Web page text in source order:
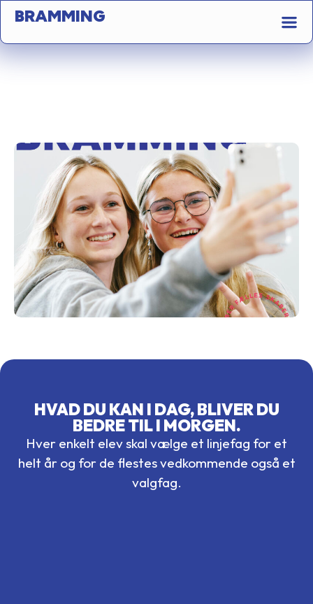
BRAMMING
HVAD DU KAN I DAG, BLIVER DU
BEDRE TIL I MORGEN.
Hver enkelt elev skal vælge et linjefag for et
helt år og for de flestes vedkommende også et
valgfag.